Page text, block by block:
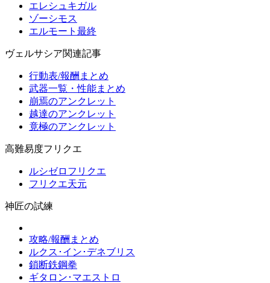
エレシュキガル
ゾーシモス
エルモート最終
ヴェルサシア関連記事
行動表/報酬まとめ
武器一覧・性能まとめ
崩焉のアンクレット
越達のアンクレット
竟極のアンクレット
高難易度フリクエ
ルシゼロフリクエ
フリクエ天元
神匠の試練
攻略/報酬まとめ
ルクス･イン･デネブリス
鎖断鉄鋼拳
ギタロン･マエストロ